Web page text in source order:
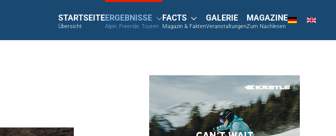
STARTSEITE
Übersicht
ERGEBNISSE
Alpin, Freeride, Touren
FACTS
Magazin & Fakten
GALERIE
Veranstaltungen
MAGAZINE
Zum Nachlesen